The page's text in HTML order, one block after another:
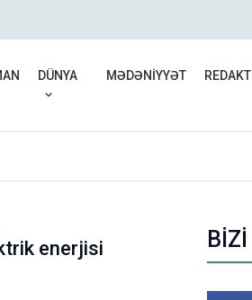
UNICEF: Atəşkəsdən bəri
DÜNYA MƏDƏNİYYƏT
enerjisi